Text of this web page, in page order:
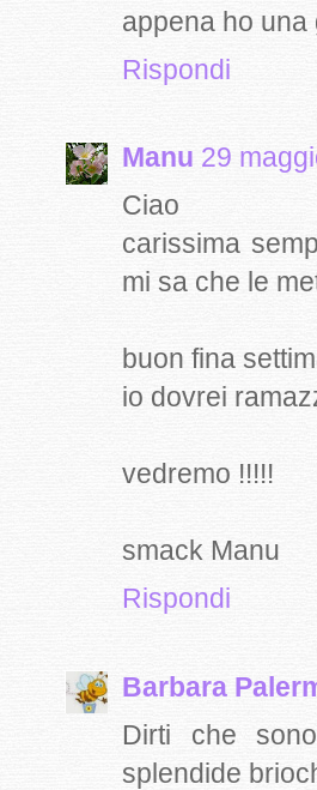
appena ho
Rispondi
Manu 29
Ciao
carissima
mi sa che le
buon fina
io dovrei
vedremo !!!!!
smack Manu
Rispondi
Barbara
Dirti che
splendide